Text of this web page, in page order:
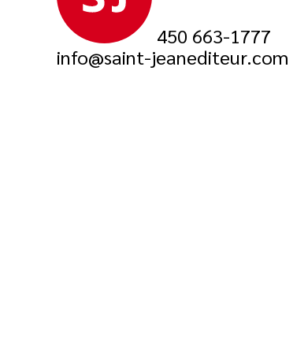
450 663-1777
info@saint-jeanediteur.com